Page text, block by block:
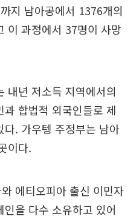
지 남아공에서 1376개의
이 과정에서 37명이 사망
내년 저소득 지역에서의
합법적 외국인들로 제
. 가우텡 주정부는 남아
이다.
에티오피아 출신 이민자
을 다수 소유하고 있어